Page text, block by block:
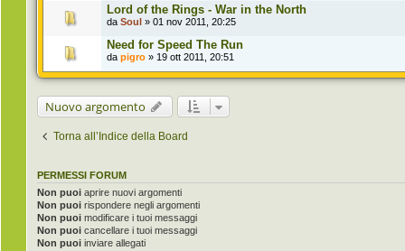
Lord of the Rings - War in the North
da Soul » 01 nov 2011, 20:25
Need for Speed The Run
da pigro » 19 ott 2011, 20:51
Nuovo argomento
Torna all’Indice della Board
PERMESSI FORUM
Non puoi aprire nuovi argomenti
Non puoi rispondere negli argomenti
Non puoi modificare i tuoi messaggi
Non puoi cancellare i tuoi messaggi
Non puoi inviare allegati